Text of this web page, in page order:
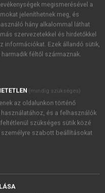
Budapest irányából
HÉV-vel, autóbusz-
gazdag történelmi
területe Budával
természeti
során eleinte nem a
eseménye volt a
évi megalapítása.
a délszláv
köthető, leginkább
megismerésével a
jeleníthetnek meg, és
hány alkalommal láthat
szervezetekkel és hirdetőkkel
információkat. Ezek állandó sütik,
féltől származnak.
(mindig szükséges)
az oldalunkon történő
és a felhasználók
szükséges sütik közé
szabott beállításokat